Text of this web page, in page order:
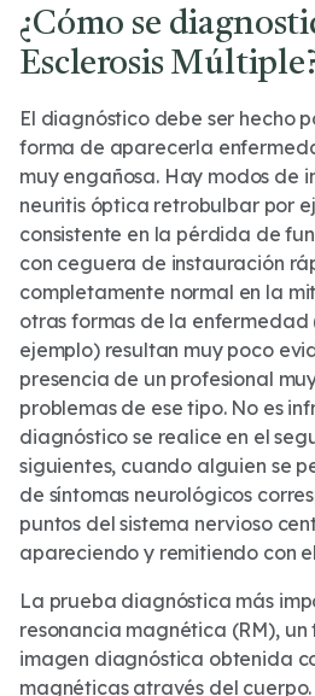
¿Cómo se
Esclerosis
El diagnóstico debe ser hecho
forma de aparecerla
muy engañosa. Hay modos de
neuritis óptica retrobulbar por
consistente en la pérdida de
con ceguera de instauración
completamente normal en la
otras formas de la enfermedad
ejemplo) resultan muy poco
presencia de un profesional
problemas de ese tipo. No es
diagnóstico se realice en el
siguientes, cuando alguien se
de síntomas neurológicos
puntos del sistema nervioso
apareciendo y remitiendo con
La prueba diagnóstica más
resonancia magnética (RM),
imagen diagnóstica obtenida
magnéticas através del